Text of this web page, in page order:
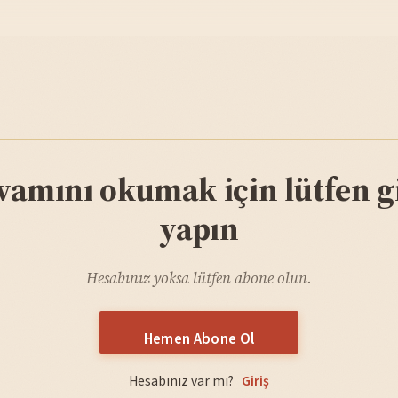
okumak için lütfen
yapın
Hesabınız yoksa lütfen abone olun.
Hemen Abone Ol
Hesabınız var mı? Giriş